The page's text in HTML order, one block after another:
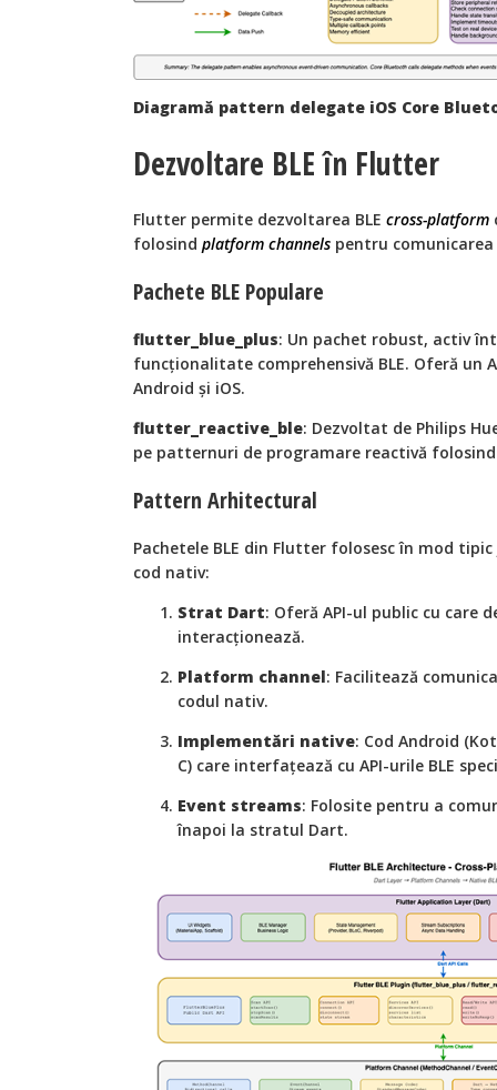
Diagramă pattern delegate iOS Core
Dezvoltare BLE în Flutter
Flutter permite dezvoltarea BLE cross-platform
folosind platform channels pentru
Pachete BLE Populare
flutter_blue_plus: Un pachet robust, activ
funcționalitate comprehensivă BLE. Oferă un
Android și iOS.
flutter_reactive_ble: Dezvoltat de Philips
pe patternuri de programare reactivă folosind
Pattern Arhitectural
Pachetele BLE din Flutter folosesc în mod tipic
cod nativ:
Strat Dart: Oferă API-ul public cu care
interacționează.
Platform channel: Facilitează
codul nativ.
Implementări native: Cod Android
C) care interfațează cu API-urile BLE
Event streams: Folosite pentru a
înapoi la stratul Dart.